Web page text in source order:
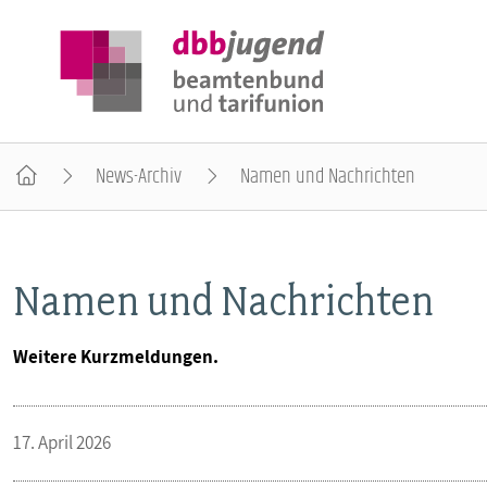
POSITIONEN
INTERNATIONALES
News-Archiv Namen und Nachrichten
Namen und Nachrichten
Weitere Kurzmeldungen.
17. April 2026